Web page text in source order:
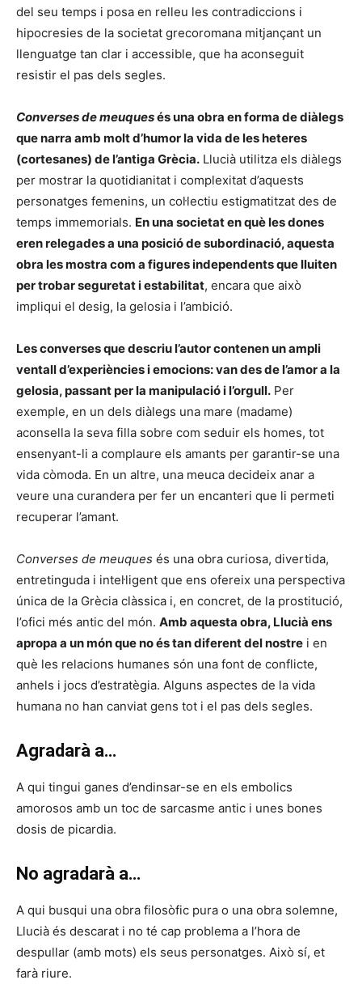
del seu temps i posa en relleu les contradiccions i
hipocresies de la societat grecoromana mitjançant un
llenguatge tan clar i accessible, que ha aconseguit
resistir el pas dels segles.
Converses de meuquesés una obra en forma de diàlegs
que narra amb molt d’humor la vida de les heteres
(cortesanes) de l’antiga Grècia. Llucià utilitza els diàlegs
per mostrar la quotidianitat i complexitat d’aquests
personatges femenins, un col·lectiu estigmatitzat des de
temps immemorials. En una societat en què les dones
eren relegades a una posició de subordinació, aquesta
obra les mostra com a figures independents que lluiten
per trobar seguretat i estabilitat, encara que això
impliqui el desig, la gelosia i l’ambició.
Les converses que descriu l’autor contenen un ampli
ventall d’experiències i emocions: van des de l’amor a la
gelosia, passant per la manipulació i l’orgull. Per
exemple, en un dels diàlegs una mare (madame)
aconsella la seva filla sobre com seduir els homes, tot
ensenyant-li a complaure els amants per garantir-se una
vida còmoda. En un altre, una meuca decideix anar a
veure una curandera per fer un encanteri que li permeti
recuperar l’amant.
Converses de meuques és una obra curiosa, divertida,
entretinguda i intel·ligent que ens ofereix una perspectiva
única de la Grècia clàssica i, en concret, de la prostitució,
l’ofici més antic del món. Amb aquesta obra, Llucià ens
apropa a un món que no és tan diferent del nostre i en
què les relacions humanes són una font de conflicte,
anhels i jocs d’estratègia. Alguns aspectes de la vida
humana no han canviat gens tot i el pas dels segles.
Agradarà a…
A qui tingui ganes d’endinsar-se en els embolics
amorosos amb un toc de sarcasme antic i unes bones
dosis de picardia.
No agradarà a…
A qui busqui una obra filosòfic pura o una obra solemne,
Llucià és descarat i no té cap problema a l’hora de
despullar (amb mots) els seus personatges. Això sí, et
farà riure.